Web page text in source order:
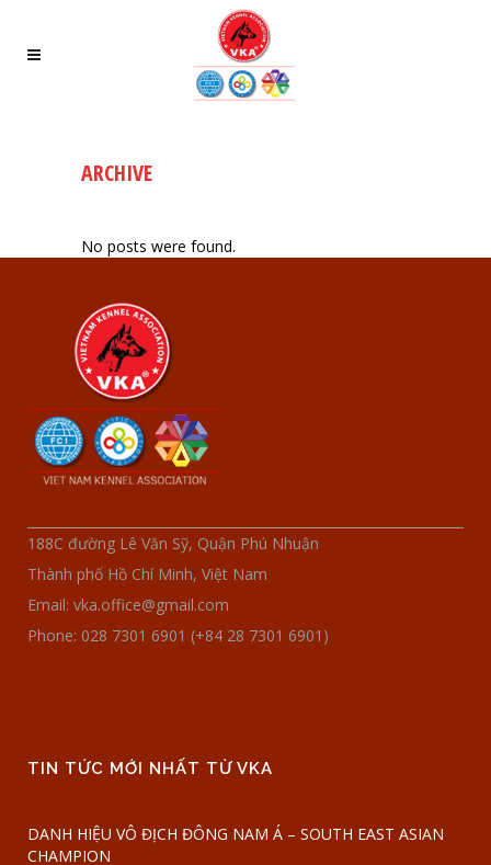
ARCHIVE
No posts were found.
188C đường Lê Văn Sỹ, Quận Phú Nhuận
Thành phố Hồ Chí Minh, Việt Nam
Email: vka.office@gmail.com
Phone: 028 7301 6901 (+84 28 7301 6901)
TIN TỨC MỚI NHẤT TỪ VKA
DANH HIỆU VÔ ĐỊCH ĐÔNG NAM Á – SOUTH EAST ASIAN
CHAMPION